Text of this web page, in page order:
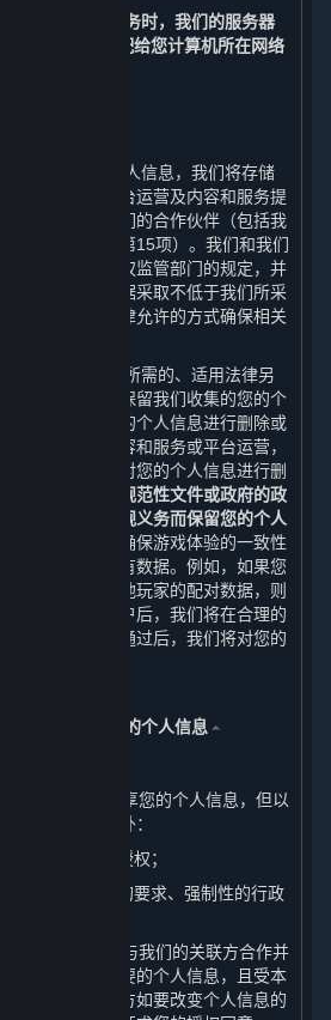
我们的内容和服务时，我们的服务器
IP地址是自动分配给您计算机所在网络
国境内收集的个人信息，我们将存储
。为更好地为平台运营及内容和服务提
可能被传输至我们的合作伙伴（包括我
式请见第十一条第15项）。我们和我们
的法律法规和有权监管部门的规定，并
作伙伴对您的数据采取不低于我们所采
。我们亦会以法律允许的方式确保相关
本政策所述目的所需的、适用法律另
意的最短期限内保留我们收集的您的个
限后我们会对您的个人信息进行删除或
果我们终止内容和服务或平台运营，
务或平台运营后对您的个人信息进行删
律法规、规章、规范性文件或政府的政
为履行我们的合规义务而保留您的个人
些情况下，为了确保游戏体验的一致性
您在账户中的所有数据。例如，如果您
赛信息会影响其他玩家的配对数据，则
成功申请注销账户后，我们将在合理的
注销审核，审核通过后，我们将对您的
让、公开披露您的个人信息 ⏶
、组织和个人共享您的个人信息，但以
的其他情形除外：
明确的同意或授权；
规、法律程序的要求、强制性的行政
，我们可能需要与我们的关联方合作并
我们只会共享必要的个人信息，且受本
束。我们的关联方如要改变个人信息的